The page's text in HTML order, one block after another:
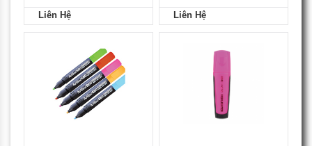
Liên Hệ Liên Hệ